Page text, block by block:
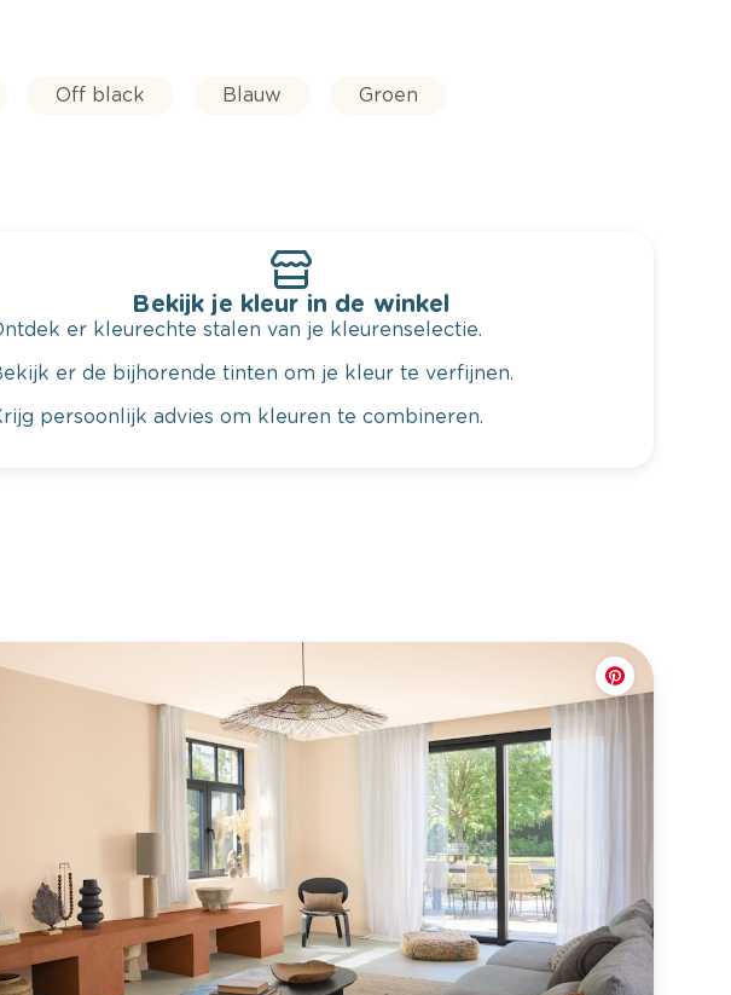
Off black Blauw Groen
Bekijk je kleur in de winkel
er kleurechte stalen van je kleurenselectie.
er de bijhorende tinten om je kleur te verfijnen.
persoonlijk advies om kleuren te combineren.